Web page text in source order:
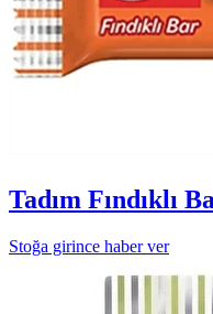
Tadım Fındıklı
Stoğa girince haber ver